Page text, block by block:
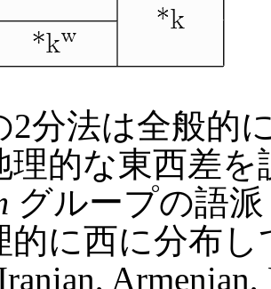
分法は全般的
理的な東西差
グループの語派
的に西に分布し